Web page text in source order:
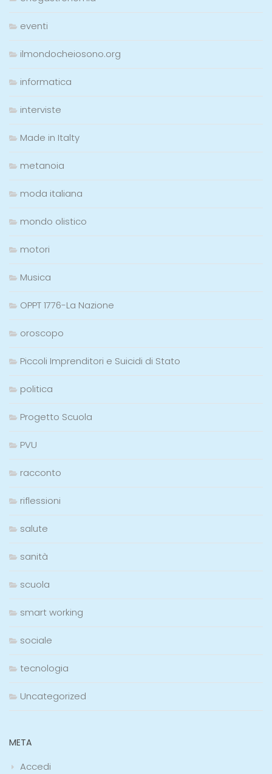
eventi
ilmondocheiosono.org
informatica
interviste
Made in Italty
metanoia
moda italiana
mondo olistico
motori
Musica
OPPT 1776-La Nazione
oroscopo
Piccoli Imprenditori e Suicidi di Stato
politica
Progetto Scuola
PVU
racconto
riflessioni
salute
sanità
scuola
smart working
sociale
tecnologia
Uncategorized
META
Accedi